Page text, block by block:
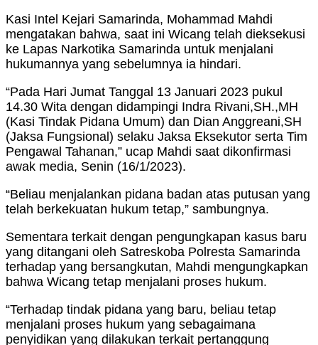
Kasi Intel Kejari Samarinda, Mohammad Mahdi
mengatakan bahwa, saat ini Wicang telah dieksekusi
ke Lapas Narkotika Samarinda untuk menjalani
hukumannya yang sebelumnya ia hindari.
“Pada Hari Jumat Tanggal 13 Januari 2023 pukul
14.30 Wita dengan didampingi Indra Rivani,SH.,MH
(Kasi Tindak Pidana Umum) dan Dian Anggreani,SH
(Jaksa Fungsional) selaku Jaksa Eksekutor serta Tim
Pengawal Tahanan,” ucap Mahdi saat dikonfirmasi
awak media, Senin (16/1/2023).
“Beliau menjalankan pidana badan atas putusan yang
telah berkekuatan hukum tetap,” sambungnya.
Sementara terkait dengan pengungkapan kasus baru
yang ditangani oleh Satreskoba Polresta Samarinda
terhadap yang bersangkutan, Mahdi mengungkapkan
bahwa Wicang tetap menjalani proses hukum.
“Terhadap tindak pidana yang baru, beliau tetap
menjalani proses hukum yang sebagaimana
penyidikan yang dilakukan terkait pertanggung